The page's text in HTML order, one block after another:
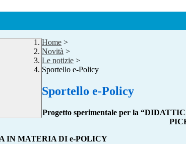
Home >
Novità >
Le notizie >
Sportello e-Policy
Sportello e-Policy
Progetto sperimentale per la
IN MATERIA DI e-POLICY